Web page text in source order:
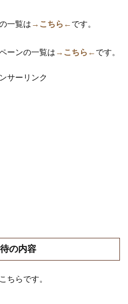
一覧は →こちら← です。
ーンの一覧は →こちら← です。
サーリンク
の内容
ちらです。